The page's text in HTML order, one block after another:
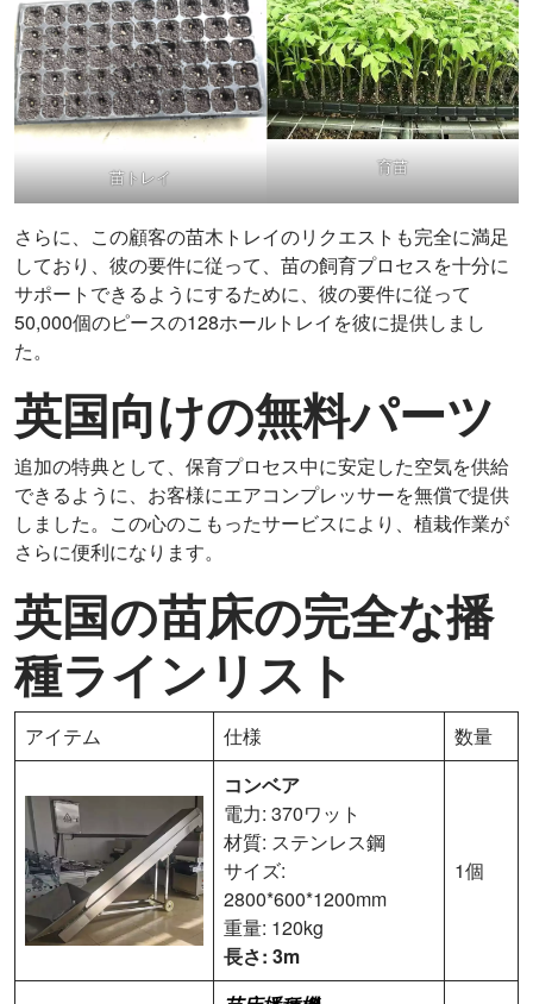
苗トレイ 育苗
さらに、この顧客の苗木トレイのリクエストも完全に満足
しており、彼の要件に従って、苗の飼育プロセスを十分に
サポートできるようにするために、彼の要件に従って
50,000個のピース​​の128ホールトレイを彼に提供しまし
た。
英国向けの無料パーツ
追加の特典として、保育プロセス中に安定した空気を供給
できるように、お客様にエアコンプレッサーを無償で提供
しました。この心のこもったサービスにより、植栽作業が
さらに便利になります。
英国の苗床の完全な播
種ラインリスト
アイテム 仕様
数量
コンベア
電力: 370ワット
材質: ステンレス鋼
サイズ:
2800*600*1200mm
重量: 120kg
長さ: 3m
1個